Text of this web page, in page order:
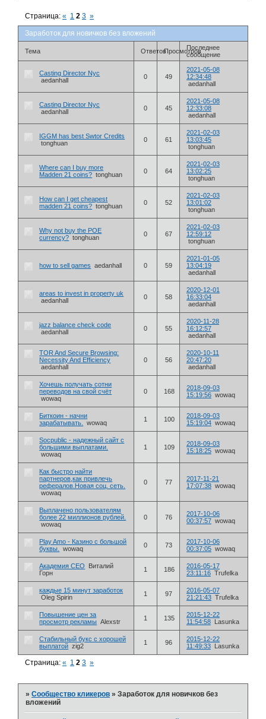
Заработок для новичков без вложений
Страница:« 1 2 3 »
Тема ОтветовПросмотровПоследнее
сообщение
Casting Director Nyc
aedanhall
0 49
2021-05-08
12:34:48
aedanhall
Casting Director Nyc
aedanhall
0 45
2021-05-08
12:33:08
aedanhall
IGGM has best Swtor Credits
tonghuan
0 61
2021-02-03
13:03:45
tonghuan
Where can I buy more
Madden 21 coins? tonghuan 0 64
2021-02-03
13:02:25
tonghuan
How can I get cheapest
madden 21 coins? tonghuan 0 52
2021-02-03
13:01:02
tonghuan
Why not buy the POE
currency? tonghuan 0 67
2021-02-03
12:59:12
tonghuan
how to sell games aedanhall 0 59
2021-01-05
13:04:19
aedanhall
areas to invest in property uk
aedanhall
0 58
2020-12-01
16:33:04
aedanhall
jazz balance check code
aedanhall
0 55
2020-11-28
16:12:57
aedanhall
TOR And Secure Browsing:
Necessity And Efficiency
aedanhall
0 56
2020-10-11
20:47:20
aedanhall
Хочешь получать сотни
переводов на свой счёт
wowaq
0 168
2018-09-03
15:19:56 wowaq
Биткоин - начни
зарабатывать.
wowaq 1 100
2018-09-03
15:19:04 wowaq
Socpublic - надежный сайт с
большими выплатами.
wowaq
1 109
2018-09-03
15:18:25 wowaq
Как быстро найти
партнеров,как привлечь
рефералов.Новая соц. сеть.
wowaq
0 77
2017-11-21
17:07:38 wowaq
Выплачено пользователям
более 22 миллионов рублей.
wowaq
0 76
2017-10-06
00:37:57 wowaq
Play Amo - Казино с большой
буквы.
wowaq 0 73
2017-10-06
00:37:05 wowaq
Академия СЕО
Виталий
Горн
1 186
2016-05-17
23:11:16 Trufelka
каждые 15 минут заработок
Oleg Spirin
1 97
2016-05-07
21:21:43 Trufelka
Повышение цен за
просмотр рекламы Alexstr 1 135
2015-12-22
11:54:58 Lasunka
Стабильный букс с хорошей
выплатой zig2 1 96
2015-12-22
11:49:33 Lasunka
Страница:« 1 2 3 »
»Сообщество кликеров »Заработок для новичков без
вложений